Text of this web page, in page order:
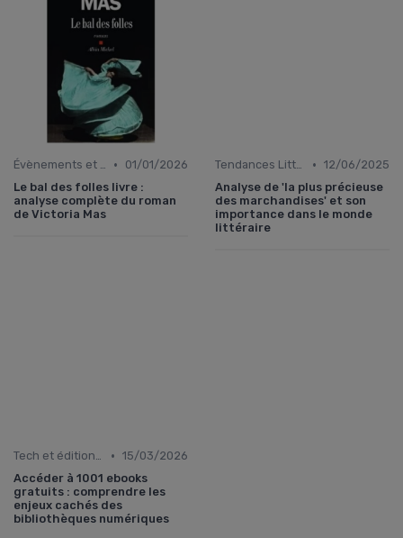
Évènements et prix litéraires •
01/01/2026
Le bal des folles livre :
analyse complète du roman
de Victoria Mas
Tendances Littéraires • 12/06/2025
Analyse de 'la plus précieuse
des marchandises' et son
importance dans le monde
littéraire
Tech et édition de livre • 15/03/2026
Accéder à 1001 ebooks
gratuits : comprendre les
enjeux cachés des
bibliothèques numériques